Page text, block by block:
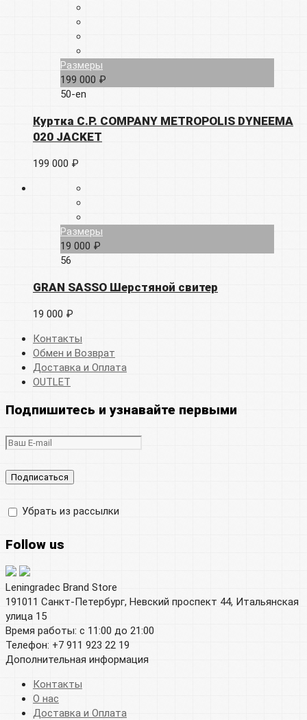
Размеры
199 000 ₽
50-en
Куртка C.P. COMPANY METROPOLIS DYNEEMA
020 JACKET
199 000 ₽
Размеры
19 000 ₽
56
GRAN SASSO Шерстяной свитер
19 000 ₽
Контакты
Обмен и Возврат
Доставка и Оплата
OUTLET
Подпишитесь и узнавайте первыми
Убрать из рассылки
Follow us
Leningradec Brand Store
191011 Санкт-Петербург, Невский проспект 44, Итальянская
улица 15
Время работы: с 11:00 до 21:00
Телефон: +7 911 923 22 19
Дополнительная информация
Контакты
О нас
Доставка и Оплата